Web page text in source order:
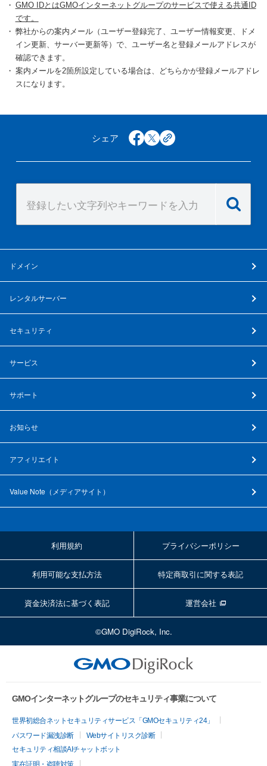
GMO IDとはGMOインターネットグループのサービスで使える共通ID
です。
弊社からの案内メール（ユーザー登録完了、ユーザー情報変更、ドメ
イン更新、サーバー更新等）で、ユーザー名と登録メールアドレスが
確認できます。
案内メールを2箇所設定している場合は、どちらかが登録メールアドレ
スになります。
シェア facebook
x copy
ドメイン
レンタルサーバー
セキュリティ
サービス
サポート
お知らせ
アフィリエイト
Value Note（ メディアサイト ）
利用規約 プライバシーポリシー
利用可能な支払方法 特定商取引に関する表記
資金決済法に基づく表記 運営会社
©GMO DigiRock, Inc.
GMOインターネットグループのセキュリティ事業について
世界初総合ネットセキュリティサービス「GMOセキュリティ24」
パスワード漏洩診断
Webサイトリスク診断
セキュリティ相談AIチャットボット
実在証明・盗聴対策